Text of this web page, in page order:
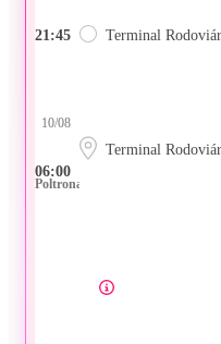
21:45 Terminal
06:00
10/08
Terminal
Poltrona